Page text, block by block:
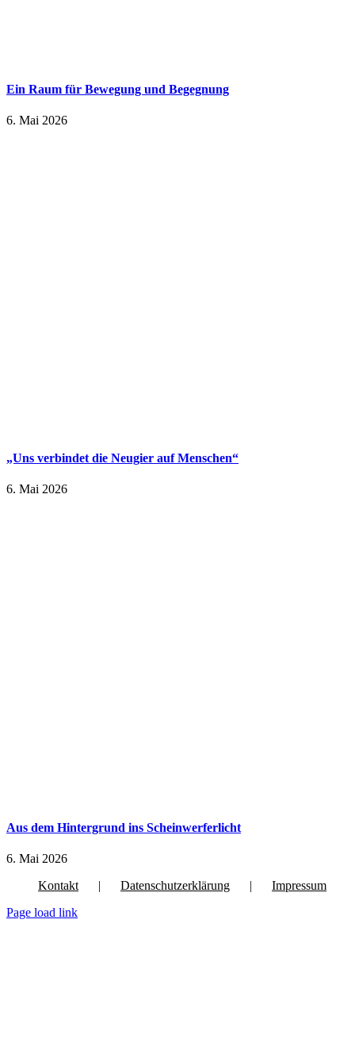
Ein Raum für Bewegung und Begegnung
6. Mai 2026
„Uns verbindet die Neugier auf Menschen“
6. Mai 2026
Aus dem Hintergrund ins Scheinwerferlicht
6. Mai 2026
Kontakt
Datenschutzerklärung
Impressum
Page load link